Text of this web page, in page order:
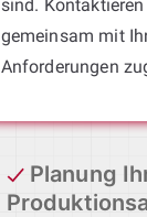
sind.
gemeinsam mit
Anforderungen
Planung